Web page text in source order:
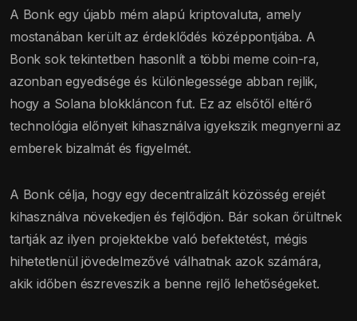
A Bonk egy újabb mém alapú kriptovaluta, amely
mostanában került az érdeklődés középpontjába. A
Bonk sok tekintetben hasonlít a többi meme coin-ra,
azonban egyedisége és különlegessége abban rejlik,
hogy a Solana blokkláncon fut. Ez az elsőtől eltérő
technológia előnyeit kihasználva igyekszik megnyerni az
emberek bizalmát és figyelmét.
A Bonk célja, hogy egy decentralizált közösség erejét
kihasználva növekedjen és fejlődjön. Bár sokan őrültnek
tartják az ilyen projektekbe való befektetést, mégis
hihetetlenül jövedelmezővé válhatnak azok számára,
akik időben észreveszik a benne rejlő lehetőségeket.